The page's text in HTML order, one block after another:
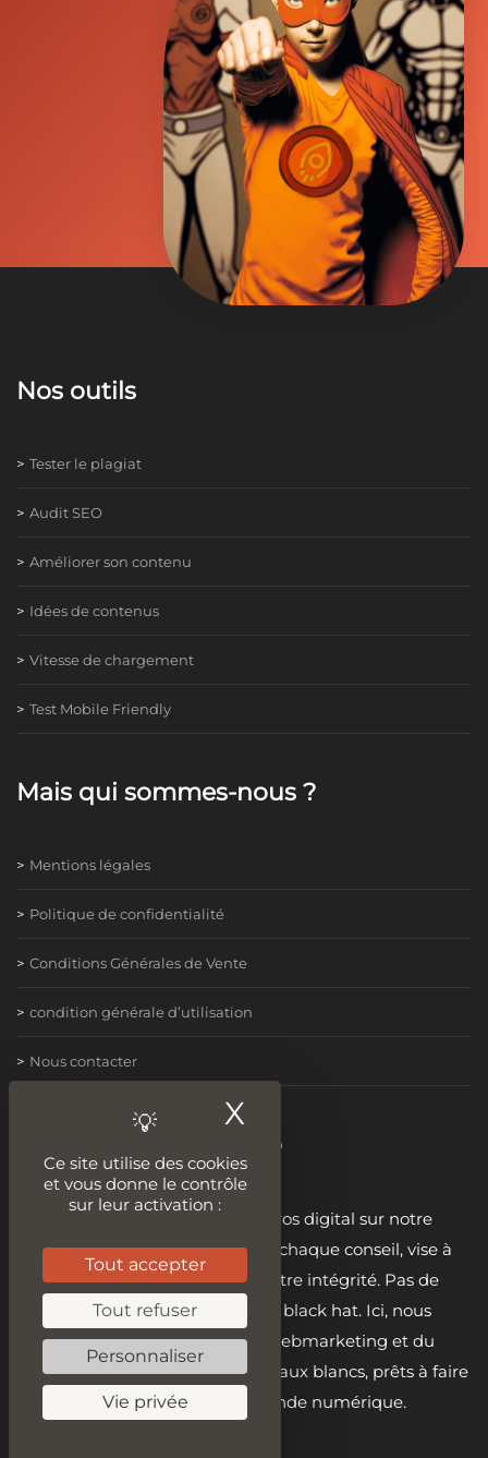
Nos outils
Tester le plagiat
Audit SEO
Améliorer son contenu
Idées de contenus
Vitesse de chargement
Test Mobile Friendly
Mais qui sommes-nous ?
Mentions légales
Politique de confidentialité
Conditions Générales de Vente
condition générale d’utilisation
Nous contacter
Become a digital hero
Embrassez votre rôle de héros digital sur notre
plateforme. 🦸‍♂️ Chaque leçon, chaque conseil, vise à
renforcer votre éthique et votre intégrité. Pas de
raccourcis, pas de tactiques black hat. Ici, nous
construisons des héros du webmarketing et du
développement avec des chapeaux blancs, prêts à faire
la différence dans le monde numérique.
Ce site utilise des cookies
et vous donne le contrôle
sur leur activation :
Tout accepter
Tout refuser
Personnaliser
Vie privée
X